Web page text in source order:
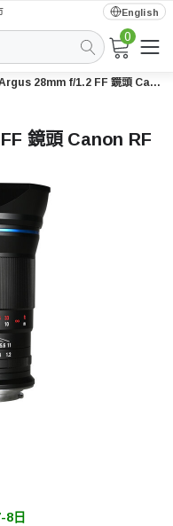
English
0
LAOWA Argus 28mm f/1.2 FF 鏡頭 Canon RF
鏡頭 Canon RF
頭 Canon RF
8日